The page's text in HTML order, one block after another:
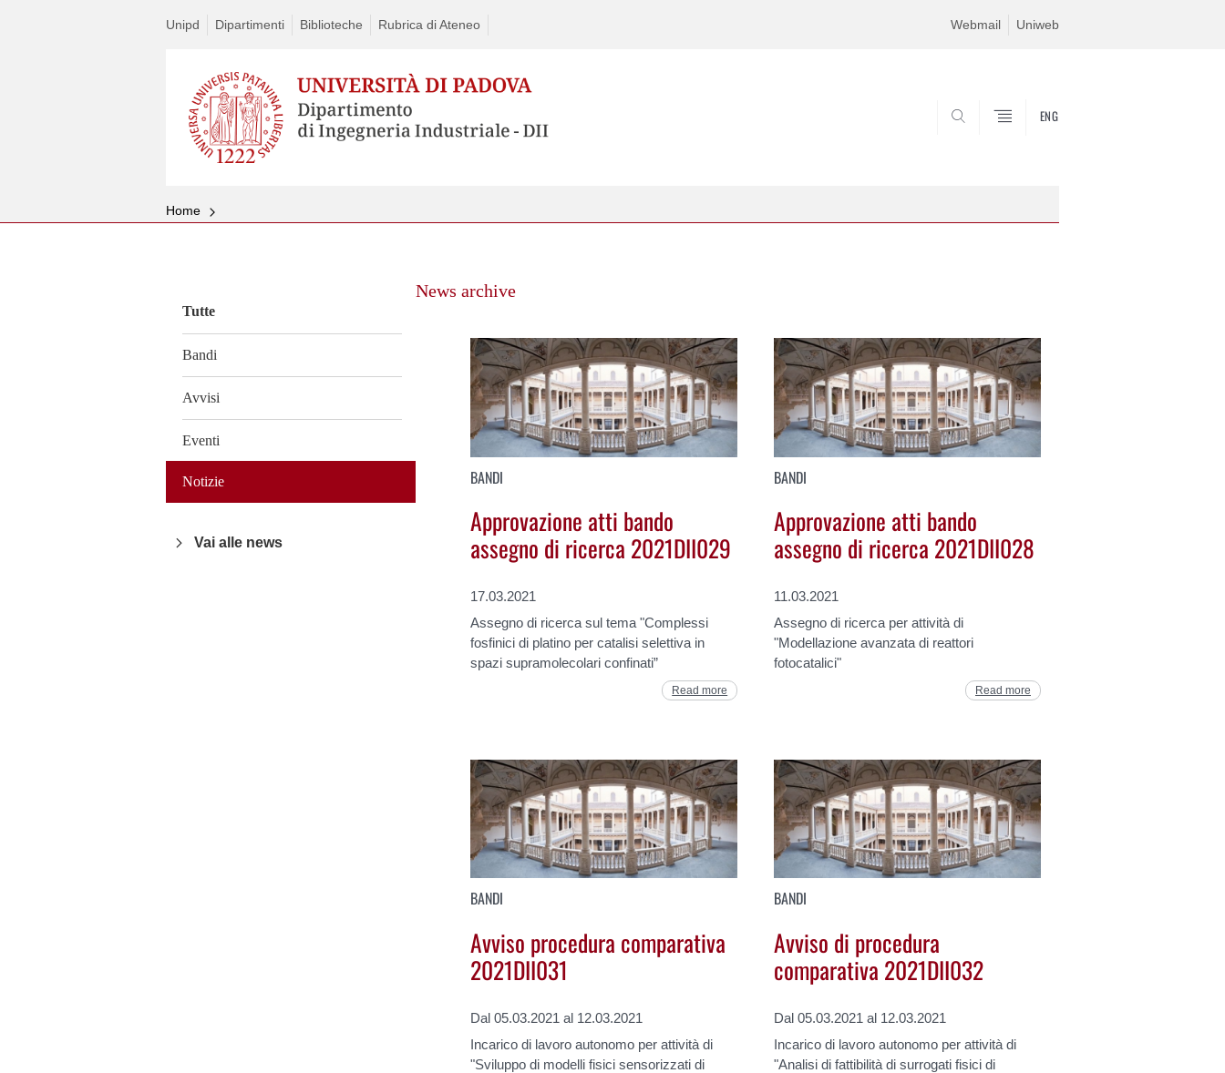
Unipd Dipartimenti Biblioteche Rubrica di Ateneo Webmail Uniweb
ENG
Home
Tutte
Bandi
Avvisi
Eventi
Notizie
Vai alle news
News archive
BANDI
Approvazione atti bando
assegno di ricerca 2021DII029
17.03.2021
Assegno di ricerca sul tema "Complessi
fosfinici di platino per catalisi selettiva in
spazi supramolecolari confinati”
Read more
BANDI
Approvazione atti bando
assegno di ricerca 2021DII028
11.03.2021
Assegno di ricerca per attività di
"Modellazione avanzata di reattori
fotocatalici"
Read more
BANDI
Avviso procedura comparativa
2021DII031
Dal 05.03.2021 al 12.03.2021
Incarico di lavoro autonomo per attività di
"Sviluppo di modelli fisici sensorizzati di
BANDI
Avviso di procedura
comparativa 2021DII032
Dal 05.03.2021 al 12.03.2021
Incarico di lavoro autonomo per attività di
"Analisi di fattibilità di surrogati fisici di